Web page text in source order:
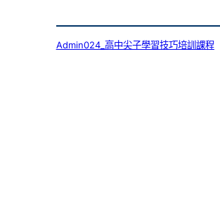
Admin024_高中尖子學習技巧培訓課程